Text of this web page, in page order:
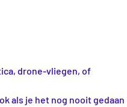
drone-vliegen, of
als je het nog nooit gedaan